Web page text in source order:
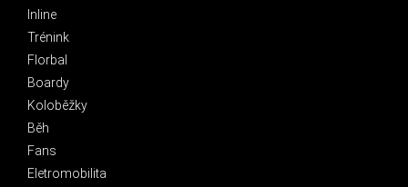
Inline
Trénink
Florbal
Boardy
Koloběžky
Běh
Fans
Eletromobilita